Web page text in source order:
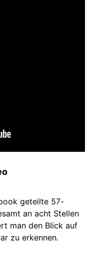
geteilte 57-
an acht Stellen
man den Blick auf
zu erkennen.